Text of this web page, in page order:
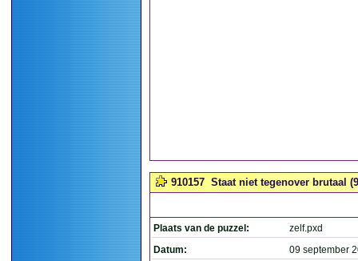
910157 Staat niet tegenover brutaal
Plaats van de puzzel:
zelf.pxd
Datum:
09 september